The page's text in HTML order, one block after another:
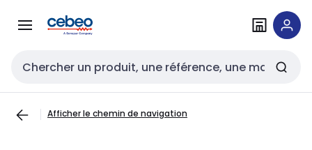
navigationau
Entrée de recherche
Afficher le chemin de navigation